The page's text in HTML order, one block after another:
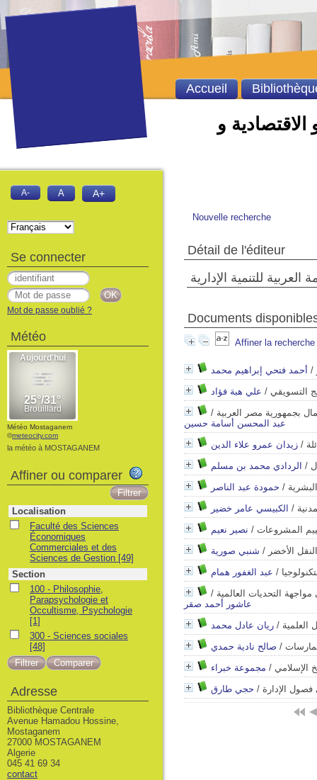
الاقتصادية و
Nouvelle recherche
Détail de l'éditeur
العربية للتنمية الإدارية
Documents
Affiner la recherche
/ أحمد فتحي إبراهيم محمد
التسويقي / علي هبة فؤاد
بجمهورية مصر العربية /
عبد المحسن أسامة حسين
/ زيدان عمرو علاء الدين
/ الردادي محمد بن مسلم
/ حمودة عبد الناصر
/ الكبيسي عامر خضير
المشروعات / نصير نعيم
الأخضر / شنبي صورية
/ عبد الغفور همام
مواجهة التحديات العالمية /
عاشور أحمد صقر
العلمية / ريان عادل محمد
/ صالح نادية حمدي
الإسلامي / مجموعة خبراء
فصول الإدارة / حجي طارق
Accueil
A- A A+
Se connecter
Mot de passe oublié ?
Météo
Météo Mostaganem
©meteocity.com
la météo à MOSTAGANEM
Affiner ou comparer
Localisation
Faculté des Sciences
Économiques
Commerciales et des
Sciences de Gestion [49]
Section
100 - Philosophie,
Parapsychologie et
Occultisme, Psychologie
[1]
300 - Sciences sociales
[48]
Adresse
Bibliothèque Centrale
Avenue Hamadou Hossine,
Mostaganem
27000 MOSTAGANEM
Algerie
045 41 69 34
contact